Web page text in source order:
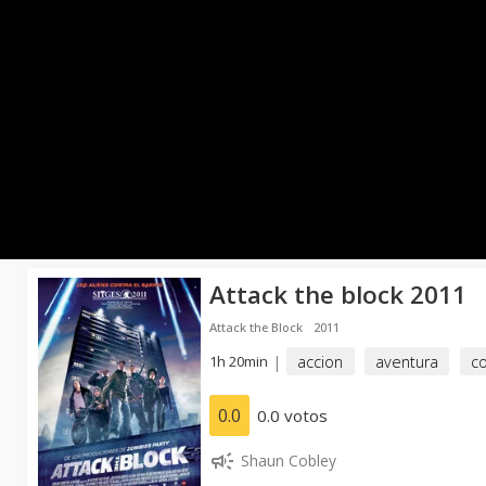
Attack the block 2011
Attack the Block 2011
1h 20min | accion aventura
0.0 0.0 votos
Shaun Cobley